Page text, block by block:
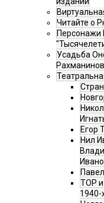
Читайте о
Персонажи
Усадьба
Егор
Нил
ТОР и
1940-